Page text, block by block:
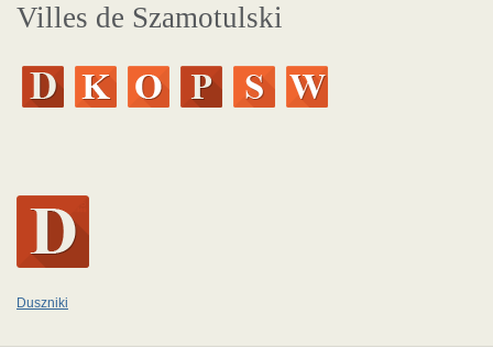
Villes de Szamotulski
Duszniki